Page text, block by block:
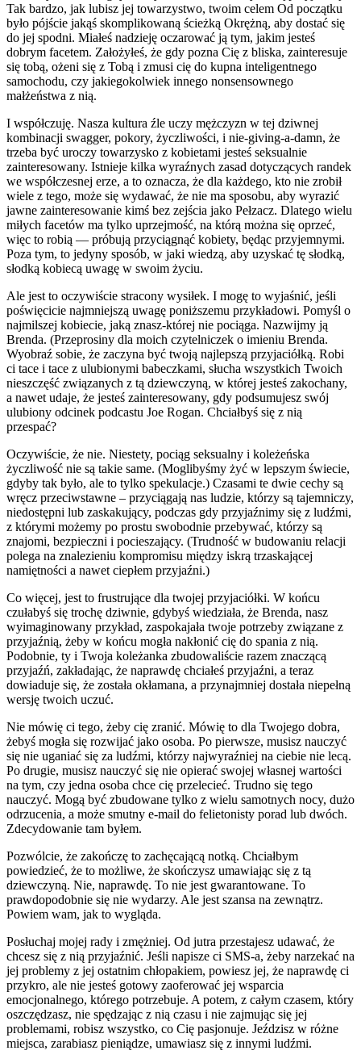
Tak bardzo, jak lubisz jej towarzystwo, twoim celem Od początku
było pójście jakąś skomplikowaną ścieżką Okrężną, aby dostać się
do jej spodni. Miałeś nadzieję oczarować ją tym, jakim jesteś
dobrym facetem. Założyłeś, że gdy pozna Cię z bliska, zainteresuje
się tobą, ożeni się z Tobą i zmusi cię do kupna inteligentnego
samochodu, czy jakiegokolwiek innego nonsensownego
małżeństwa z nią.
I współczuję. Nasza kultura źle uczy mężczyzn w tej dziwnej
kombinacji swagger, pokory, życzliwości, i nie-giving-a-damn, że
trzeba być uroczy towarzysko z kobietami jesteś seksualnie
zainteresowany. Istnieje kilka wyraźnych zasad dotyczących randek
we współczesnej erze, a to oznacza, że dla każdego, kto nie zrobił
wiele z tego, może się wydawać, że nie ma sposobu, aby wyrazić
jawne zainteresowanie kimś bez zejścia jako Pełzacz. Dlatego wielu
miłych facetów ma tylko uprzejmość, na którą można się oprzeć,
więc to robią — próbują przyciągnąć kobiety, będąc przyjemnymi.
Poza tym, to jedyny sposób, w jaki wiedzą, aby uzyskać tę słodką,
słodką kobiecą uwagę w swoim życiu.
Ale jest to oczywiście stracony wysiłek. I mogę to wyjaśnić, jeśli
poświęcicie najmniejszą uwagę poniższemu przykładowi. Pomyśl o
najmilszej kobiecie, jaką znasz-której nie pociąga. Nazwijmy ją
Brenda. (Przeprosiny dla moich czytelniczek o imieniu Brenda.
Wyobraź sobie, że zaczyna być twoją najlepszą przyjaciółką. Robi
ci tace i tace z ulubionymi babeczkami, słucha wszystkich Twoich
nieszczęść związanych z tą dziewczyną, w której jesteś zakochany,
a nawet udaje, że jesteś zainteresowany, gdy podsumujesz swój
ulubiony odcinek podcastu Joe Rogan. Chciałbyś się z nią
przespać?
Oczywiście, że nie. Niestety, pociąg seksualny i koleżeńska
życzliwość nie są takie same. (Moglibyśmy żyć w lepszym świecie,
gdyby tak było, ale to tylko spekulacje.) Czasami te dwie cechy są
wręcz przeciwstawne – przyciągają nas ludzie, którzy są tajemniczy,
niedostępni lub zaskakujący, podczas gdy przyjaźnimy się z ludźmi,
z którymi możemy po prostu swobodnie przebywać, którzy są
znajomi, bezpieczni i pocieszający. (Trudność w budowaniu relacji
polega na znalezieniu kompromisu między iskrą trzaskającej
namiętności a nawet ciepłem przyjaźni.)
Co więcej, jest to frustrujące dla twojej przyjaciółki. W końcu
czułabyś się trochę dziwnie, gdybyś wiedziała, że Brenda, nasz
wyimaginowany przykład, zaspokajała twoje potrzeby związane z
przyjaźnią, żeby w końcu mogła nakłonić cię do spania z nią.
Podobnie, ty i Twoja koleżanka zbudowaliście razem znaczącą
przyjaźń, zakładając, że naprawdę chciałeś przyjaźni, a teraz
dowiaduje się, że została okłamana, a przynajmniej dostała niepełną
wersję twoich uczuć.
Nie mówię ci tego, żeby cię zranić. Mówię to dla Twojego dobra,
żebyś mogła się rozwijać jako osoba. Po pierwsze, musisz nauczyć
się nie uganiać się za ludźmi, którzy najwyraźniej na ciebie nie lecą.
Po drugie, musisz nauczyć się nie opierać swojej własnej wartości
na tym, czy jedna osoba chce cię przelecieć. Trudno się tego
nauczyć. Mogą być zbudowane tylko z wielu samotnych nocy, dużo
odrzucenia, a może smutny e-mail do felietonisty porad lub dwóch.
Zdecydowanie tam byłem.
Pozwólcie, że zakończę to zachęcającą notką. Chciałbym
powiedzieć, że to możliwe, że skończysz umawiając się z tą
dziewczyną. Nie, naprawdę. To nie jest gwarantowane. To
prawdopodobnie się nie wydarzy. Ale jest szansa na zewnątrz.
Powiem wam, jak to wygląda.
Posłuchaj mojej rady i zmężniej. Od jutra przestajesz udawać, że
chcesz się z nią przyjaźnić. Jeśli napisze ci SMS-a, żeby narzekać na
jej problemy z jej ostatnim chłopakiem, powiesz jej, że naprawdę ci
przykro, ale nie jesteś gotowy zaoferować jej wsparcia
emocjonalnego, którego potrzebuje. A potem, z całym czasem, który
oszczędzasz, nie spędzając z nią czasu i nie zajmując się jej
problemami, robisz wszystko, co Cię pasjonuje. Jeździsz w różne
miejsca, zarabiasz pieniądze, umawiasz się z innymi ludźmi.